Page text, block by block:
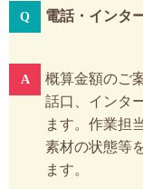
電話・インタ
概算金額のご
話口、インタ
ます。作業担
素材の状態等
ます。